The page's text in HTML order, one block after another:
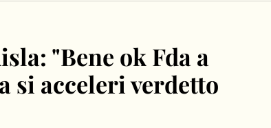
"Bene ok Fda a
si acceleri verdetto